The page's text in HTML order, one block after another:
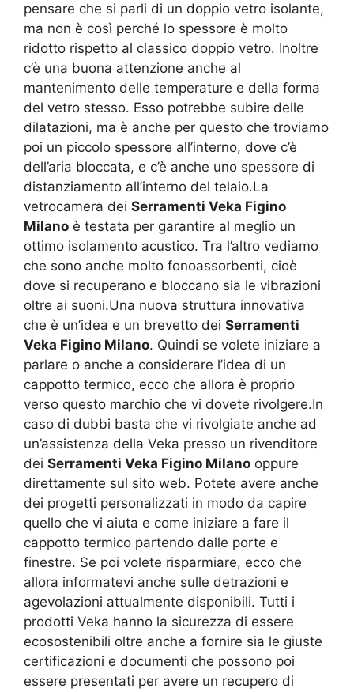
pensare che si parli di un doppio vetro isolante,
ma non è così perché lo spessore è molto
ridotto rispetto al classico doppio vetro. Inoltre
c’è una buona attenzione anche al
mantenimento delle temperature e della forma
del vetro stesso. Esso potrebbe subire delle
dilatazioni, ma è anche per questo che troviamo
poi un piccolo spessore all’interno, dove c’è
dell’aria bloccata, e c’è anche uno spessore di
distanziamento all’interno del telaio.La
vetrocamera dei Serramenti Veka Figino
Milano è testata per garantire al meglio un
ottimo isolamento acustico. Tra l’altro vediamo
che sono anche molto fonoassorbenti, cioè
dove si recuperano e bloccano sia le vibrazioni
oltre ai suoni.Una nuova struttura innovativa
che è un’idea e un brevetto dei Serramenti
Veka Figino Milano. Quindi se volete iniziare a
parlare o anche a considerare l’idea di un
cappotto termico, ecco che allora è proprio
verso questo marchio che vi dovete rivolgere.In
caso di dubbi basta che vi rivolgiate anche ad
un’assistenza della Veka presso un rivenditore
dei Serramenti Veka Figino Milano oppure
direttamente sul sito web. Potete avere anche
dei progetti personalizzati in modo da capire
quello che vi aiuta e come iniziare a fare il
cappotto termico partendo dalle porte e
finestre. Se poi volete risparmiare, ecco che
allora informatevi anche sulle detrazioni e
agevolazioni attualmente disponibili. Tutti i
prodotti Veka hanno la sicurezza di essere
ecosostenibili oltre anche a fornire sia le giuste
certificazioni e documenti che possono poi
essere presentati per avere un recupero di